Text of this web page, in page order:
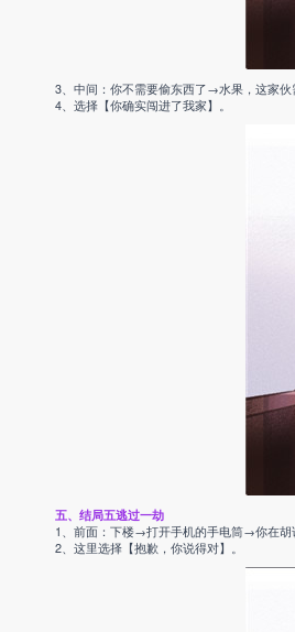
3、中间：你不需要偷东西了→水果，这家伙
4、选择【你确实闯进了我家】。
五、结局五逃过一劫
1、前面：下楼→打开手机的手电筒→你在
2、这里选择【抱歉，你说得对】。